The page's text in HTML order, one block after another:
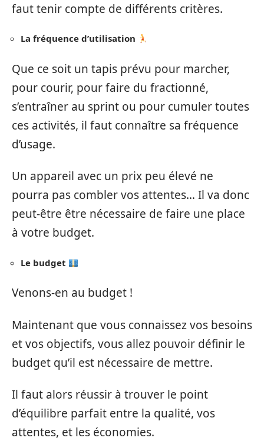
faut tenir compte de différents critères.
La fréquence d’utilisation
Que ce soit un tapis prévu pour marcher,
pour courir, pour faire du fractionné,
s’entraîner au sprint ou pour cumuler toutes
ces activités, il faut connaître sa fréquence
d’usage.
Un appareil avec un prix peu élevé ne
pourra pas combler vos attentes… Il va donc
peut-être être nécessaire de faire une place
à votre budget.
Le budget
Venons-en au budget !
Maintenant que vous connaissez vos besoins
et vos objectifs, vous allez pouvoir définir le
budget qu’il est nécessaire de mettre.
Il faut alors réussir à trouver le point
d’équilibre parfait entre la qualité, vos
attentes, et les économies.